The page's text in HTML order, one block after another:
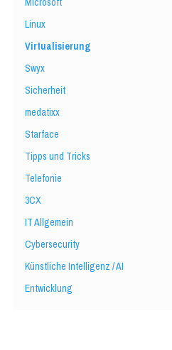
Linux
Virtualisierung
Swyx
Sicherheit
medatixx
Starface
Tipps und Tricks
Telefonie
3CX
IT Allgemein
Cybersecurity
Künstliche Intelligenz / AI
Entwicklung